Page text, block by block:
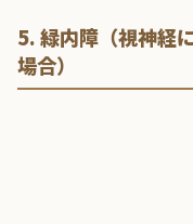
5. 緑内障（視神経
場合）